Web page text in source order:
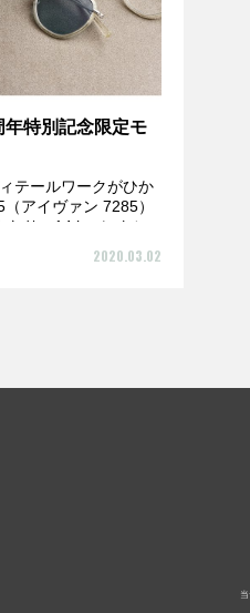
特別記念限定モ
テールワークがひか
アイヴァン 7285）
り、14thコレクシ
2020.03.02